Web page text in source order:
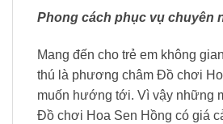
Phong cách phục vụ chuyên
Mang đến cho trẻ em không
thú là phương châm Đồ chơi
muốn hướng tới. Vì vậy những
Đồ chơi Hoa Sen Hồng có giá